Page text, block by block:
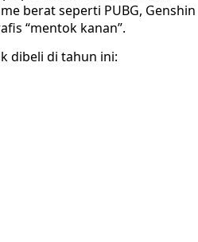
berat seperti PUBG, Genshin
“mentok kanan”.
dibeli di tahun ini: